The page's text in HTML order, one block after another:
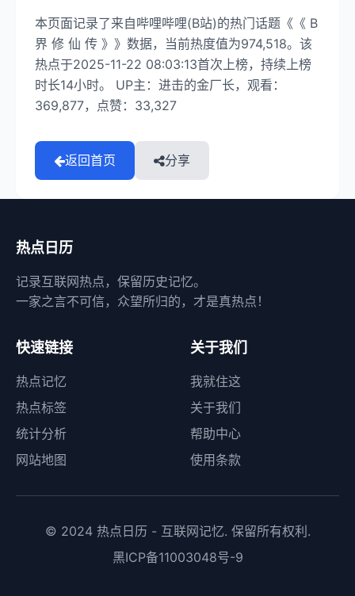
本页面记录了来自哔哩哔哩(B站)的热门话题《《 B
界 修 仙 传 》》数据，当前热度值为974,518。该
热点于2025-11-22 08:03:13首次上榜，持续上榜
时长14小时。 UP主：进击的金厂长，观看：
369,877，点赞：33,327
返回首页 分享
热点日历
记录互联网热点，保留历史记忆。
一家之言不可信，众望所归的，才是真热点！
快速链接
热点记忆
热点标签
统计分析
网站地图
关于我们
我就住这
关于我们
帮助中心
使用条款
© 2024 热点日历 - 互联网记忆. 保留所有权利.
黑ICP备11003048号-9